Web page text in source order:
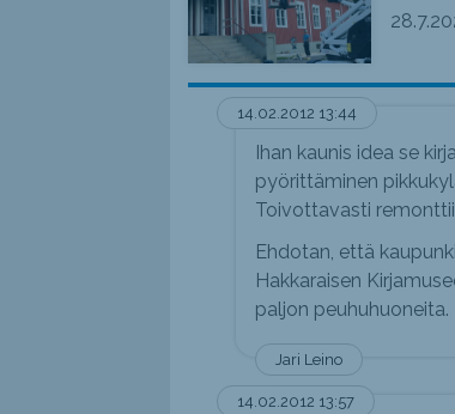
14.02.2012 13:44
Jari Leino
Ihan kaunis idea se
pyörittäminen
Toivottavasti
Ehdotan, että
Hakkaraisen
paljon peuhuhuoneita.
14.02.2012 13:57